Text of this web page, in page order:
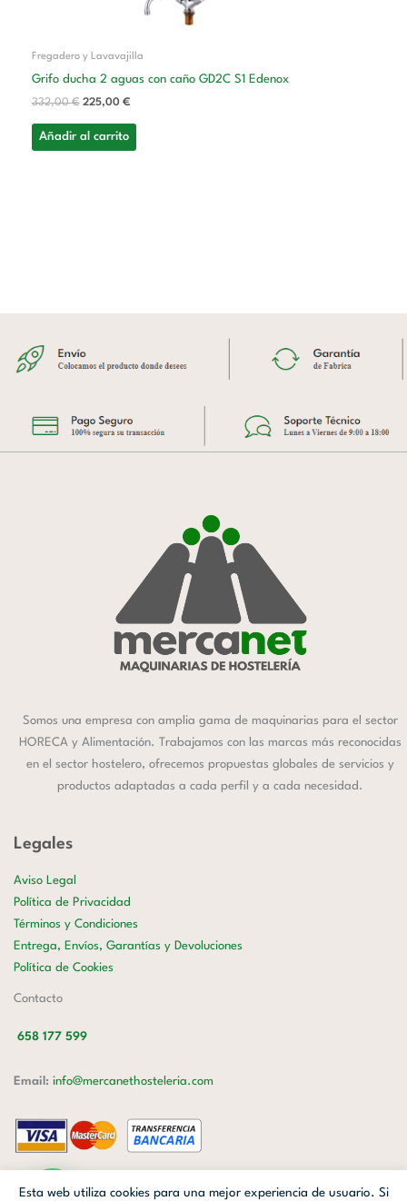
Fregadero y Lavavajilla
Grifo ducha 2 aguas con caño GD2C S1 Edenox
332,00€ 225,00 €
Añadir al carrito
Somos una empresa con amplia gama de maquinarias para el sector
HORECA y Alimentación. Trabajamos con las marcas más reconocidas
en el sector hostelero, ofrecemos propuestas globales de servicios y
productos adaptadas a cada perfil y a cada necesidad.
Legales
Aviso Legal
Política de Privacidad
Términos y Condiciones
Entrega, Envíos, Garantías y Devoluciones
Política de Cookies
Contacto
658 177 599
Email: info@mercanethosteleria.com
Esta web utiliza cookies para una mejor experiencia de usuario. Si